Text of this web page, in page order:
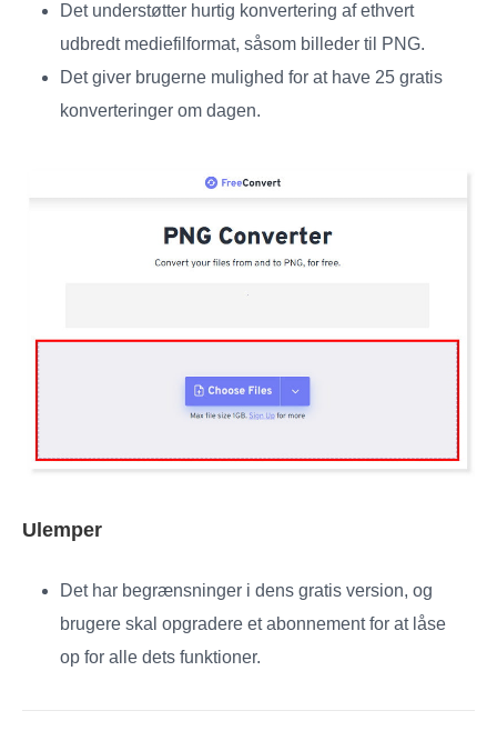
Det understøtter hurtig konvertering af ethvert
udbredt mediefilformat, såsom billeder til PNG.
Det giver brugerne mulighed for at have 25 gratis
konverteringer om dagen.
Ulemper
Det har begrænsninger i dens gratis version, og
brugere skal opgradere et abonnement for at låse
op for alle dets funktioner.